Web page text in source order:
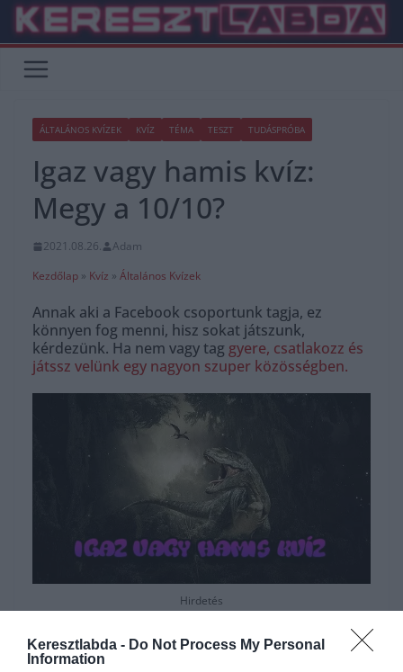
Keresztlabda - Do Not Process My Personal
Information
Skip
content
ÁLTALÁNOS KVÍZEK KVÍZ TÉMA TESZT TUDÁSPRÓBA
Igaz vagy hamis kvíz:
Megy a 10/10?
2021.08.26.
Adam
Kezdőlap » Kvíz » Általános Kvízek
Annak aki a Facebook csoportunk tagja, ez
könnyen fog menni, hisz sokat játszunk,
kérdezünk. Ha nem vagy tag gyere, csatlakozz és
játssz velünk egy nagyon szuper közösségben.
Hirdetés